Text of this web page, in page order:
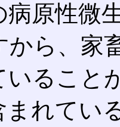
病原性微
から、家
いること
まれてい